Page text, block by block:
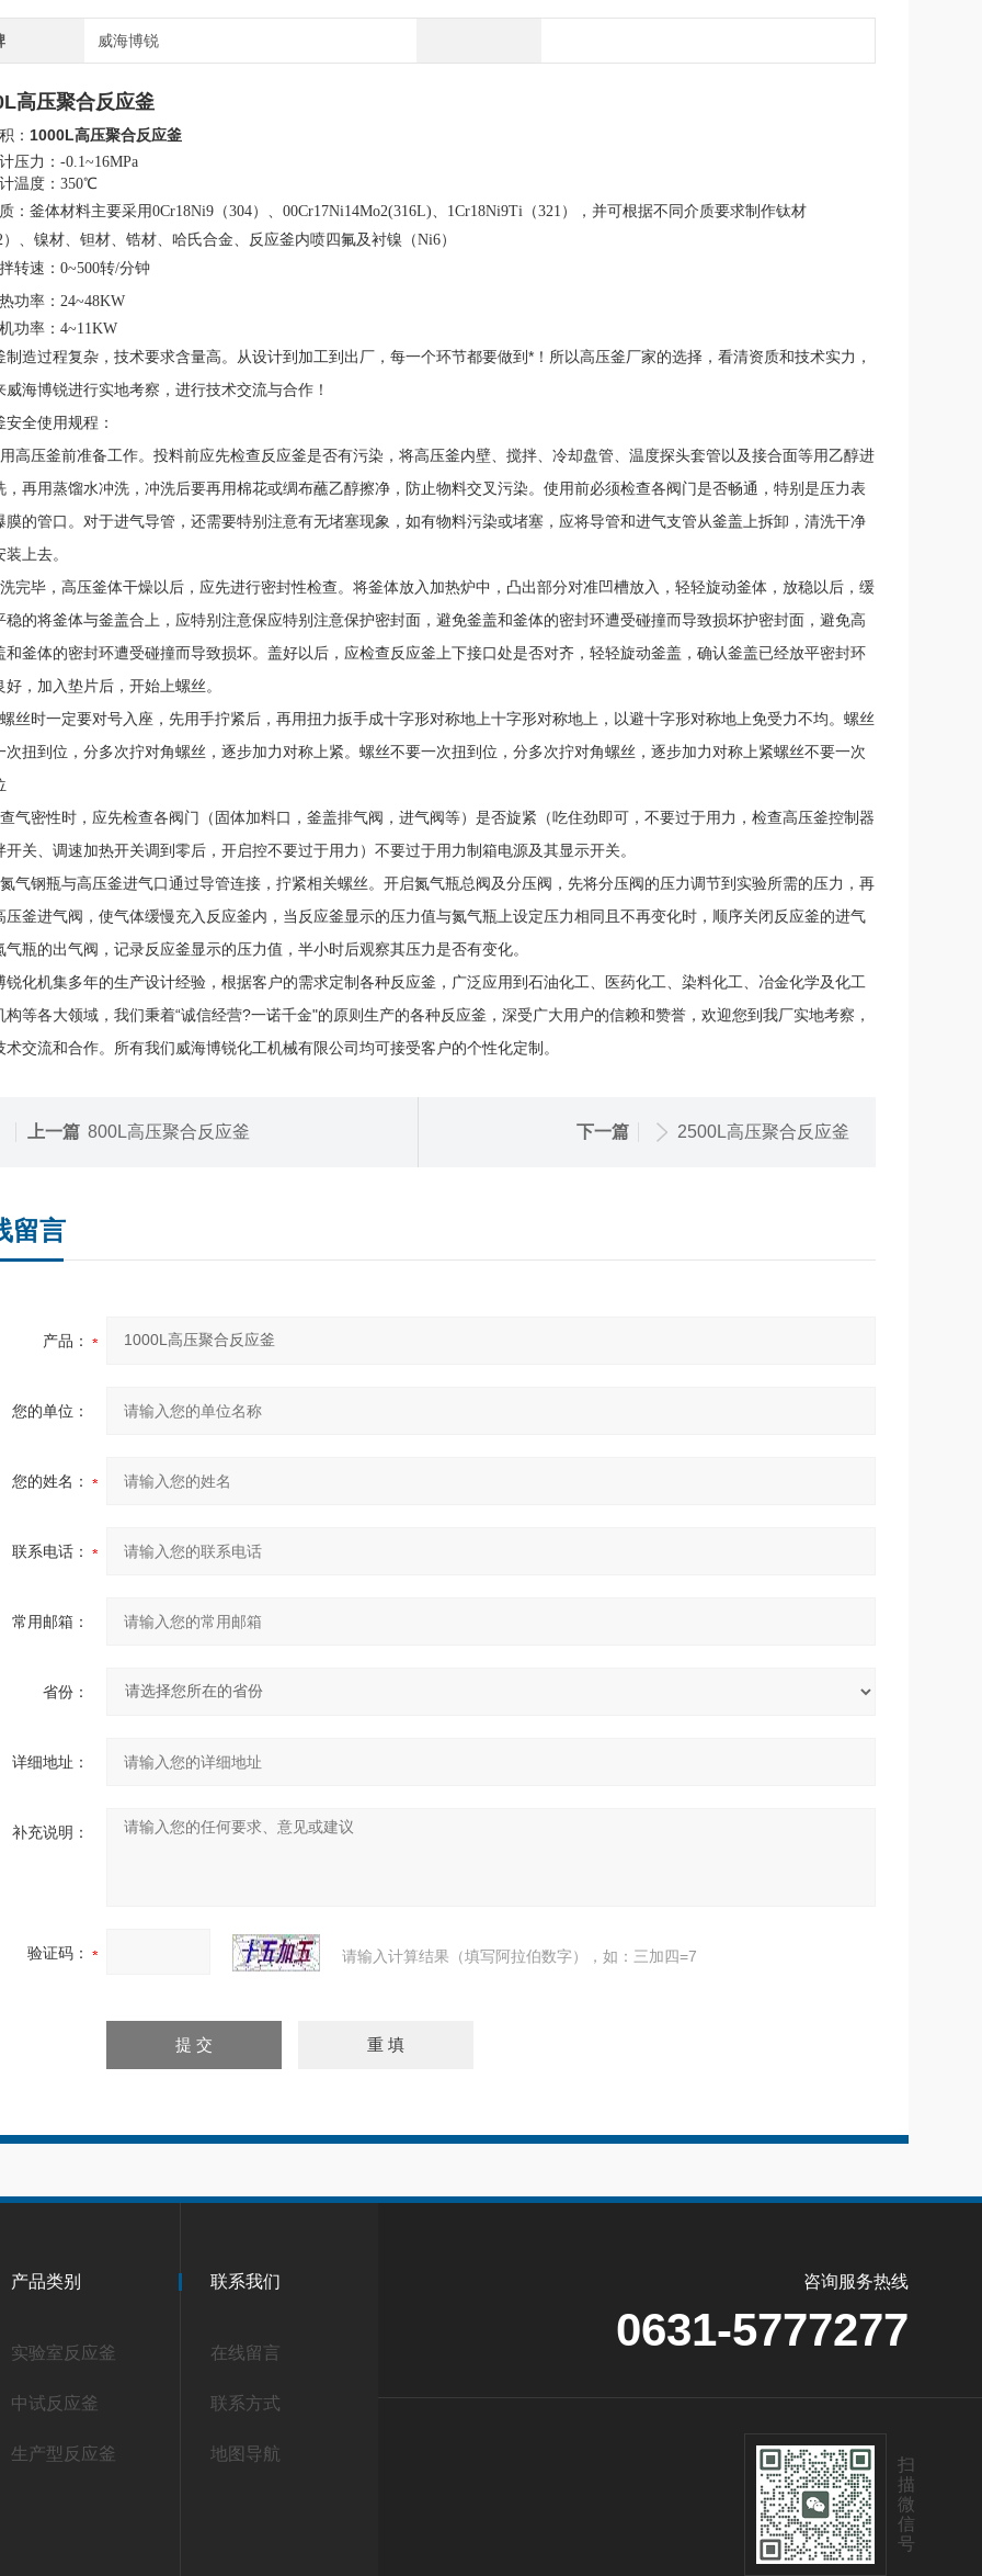
威海博锐
高压聚合反应釜
： 1000L高压聚合反应釜
压力：-0.1~16MPa
温度：350℃
：釜体材料主要采用0Cr18Ni9（304）、00Cr17Ni14Mo2(316L)、1Cr18Ni9Ti（321），并可根据不同介质要求制作钛材
、镍材、钽材、锆材、哈氏合金、反应釜内喷四氟及衬镍（Ni6）
转速：0~500转/分钟
功率：24~48KW
功率：4~11KW
制造过程复杂，技术要求含量高。从设计到加工到出厂，每一个环节都要做到*！所以高压釜厂家的选择，看清资质和技术实力，
威海博锐进行实地考察，进行技术交流与合作！
安全使用规程：
高压釜前准备工作。投料前应先检查反应釜是否有污染，将高压釜内壁、搅拌、冷却盘管、温度探头套管以及接合面等用乙醇进
，再用蒸馏水冲洗，冲洗后要再用棉花或绸布蘸乙醇擦净，防止物料交叉污染。使用前必须检查各阀门是否畅通，特别是压力表
膜的管口。对于进气导管，还需要特别注意有无堵塞现象，如有物料污染或堵塞，应将导管和进气支管从釜盖上拆卸，清洗干净
上去。
完毕，高压釜体干燥以后，应先进行密封性检查。将釜体放入加热炉中，凸出部分对准凹槽放入，轻轻旋动釜体，放稳以后，缓
稳的将釜体与釜盖合上，应特别注意保应特别注意保护密封面，避免釜盖和釜体的密封环遭受碰撞而导致损坏护密封面，避免高
和釜体的密封环遭受碰撞而导致损坏。盖好以后，应检查反应釜上下接口处是否对齐，轻轻旋动釜盖，确认釜盖已经放平密封环
好，加入垫片后，开始上螺丝。
丝时一定要对号入座，先用手拧紧后，再用扭力扳手成十字形对称地上十字形对称地上，以避十字形对称地上免受力不均。螺丝
次扭到位，分多次拧对角螺丝，逐步加力对称上紧。螺丝不要一次扭到位，分多次拧对角螺丝，逐步加力对称上紧螺丝不要一次
气密性时，应先检查各阀门（固体加料口，釜盖排气阀，进气阀等）是否旋紧（吃住劲即可，不要过于用力，检查高压釜控制器
开关、调速加热开关调到零后，开启控不要过于用力）不要过于用力制箱电源及其显示开关。
气钢瓶与高压釜进气口通过导管连接，拧紧相关螺丝。开启氮气瓶总阀及分压阀，先将分压阀的压力调节到实验所需的压力，再
压釜进气阀，使气体缓慢充入反应釜内，当反应釜显示的压力值与氮气瓶上设定压力相同且不再变化时，顺序关闭反应釜的进气
气瓶的出气阀，记录反应釜显示的压力值，半小时后观察其压力是否有变化。
锐化机集多年的生产设计经验，根据客户的需求定制各种反应釜，广泛应用到石油化工、医药化工、染料化工、冶金化学及化工
构等各大领域，我们秉着“诚信经营?一诺千金"的原则生产的各种反应釜，深受广大用户的信赖和赞誉，欢迎您到我厂实地考察，
术交流和合作。 所有我们威海博锐化工机械有限公司 均可接受客户的个性化定制 。
上一篇 800L高压聚合反应釜 下一篇 2500L高压聚合反应釜
留言
产品：
您的单位：
您的姓名：
联系电话：
常用邮箱：
省份：
详细地址：
补充说明：
验证码： 请输入计算结果（填写阿拉伯数字），如：三加四=7
产品类别
实验室反应釜
中试反应釜
生产型反应釜
联系我们
在线留言
联系方式
地图导航
咨询服务热线
0631-5777277
扫
描
微
信
号